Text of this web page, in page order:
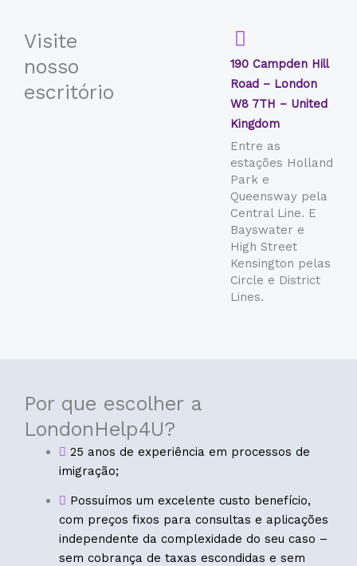
Visite
nosso
escritório
190 Campden Hill
Road – London
W8 7TH – United
Kingdom
Entre as
estações Holland
Park e
Queensway pela
Central Line. E
Bayswater e
High Street
Kensington pelas
Circle e District
Lines.
Por que escolher a
LondonHelp4U?
25 anos de experiência em processos de
imigração;
Possuímos um excelente custo benefício,
com preços fixos para consultas e aplicações
independente da complexidade do seu caso –
sem cobrança de taxas escondidas e sem